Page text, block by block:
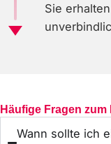
Sie
Häufige Fragen
Wann sollte ich